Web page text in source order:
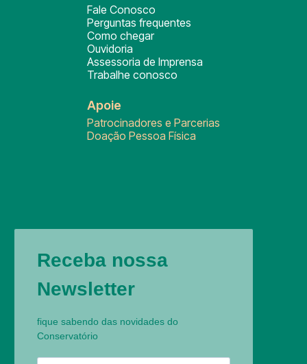
Fale Conosco
Perguntas frequentes
Como chegar
Ouvidoria
Assessoria de Imprensa
Trabalhe conosco
Apoie
Patrocinadores e Parcerias
Doação Pessoa Física